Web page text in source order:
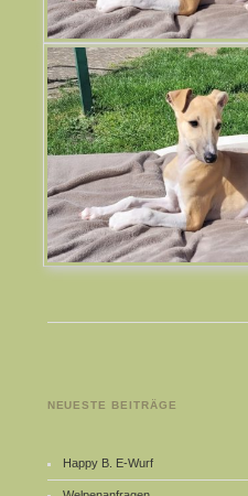
NEUESTE BEITRÄGE
Happy B. E-Wurf